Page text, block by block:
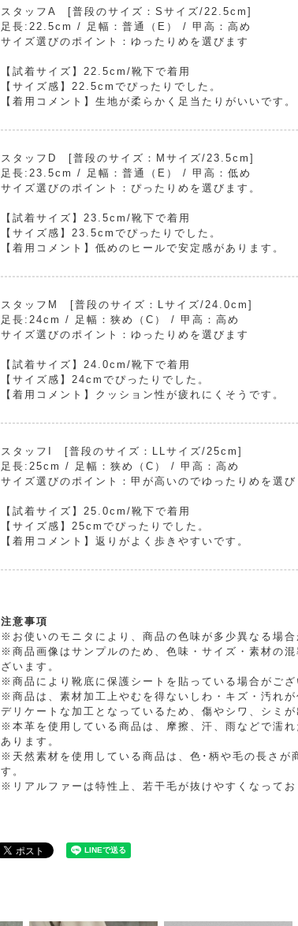
スタッフA [普段のサイズ：Sサイズ/22.5cm]
足長:22.5cm / 足幅：普通（E） / 甲高：高め
サイズ選びのポイント：ゆったりめを選びます
【試着サイズ】22.5cm/靴下で着用
【サイズ感】22.5cmでぴったりでした。
【着用コメント】生地が柔らかく足当たりがいいです。
スタッフD [普段のサイズ：Mサイズ/23.5cm]
足長:23.5cm / 足幅：普通（E） / 甲高：低め
サイズ選びのポイント：ぴったりめを選びます。
【試着サイズ】23.5cm/靴下で着用
【サイズ感】23.5cmでぴったりでした。
【着用コメント】低めのヒールで安定感があります。
スタッフM [普段のサイズ：Lサイズ/24.0cm]
足長:24cm / 足幅：狭め（C） / 甲高：高め
サイズ選びのポイント：ゆったりめを選びます
【試着サイズ】24.0cm/靴下で着用
【サイズ感】24cmでぴったりでした。
【着用コメント】クッション性が疲れにくそうです。
スタッフI [普段のサイズ：LLサイズ/25cm]
足長:25cm / 足幅：狭め（C） / 甲高：高め
サイズ選びのポイント：甲が高いのでゆったりめを選び
【試着サイズ】25.0cm/靴下で着用
【サイズ感】25cmでぴったりでした。
【着用コメント】返りがよく歩きやすいです。
注意事項
※お使いのモニタにより、商品の色味が多少異なる場合
※商品画像はサンプルのため、色味・サイズ・素材の
ざいます。
※商品により靴底に保護シートを貼っている場合がご
※商品は、素材加工上やむを得ないしわ・キズ・汚れ
デリケートな加工となっているため、傷やシワ、シミが
※本革を使用している商品は、摩擦、汗、雨などで濡
あります。
※天然素材を使用している商品は、色･柄や毛の長さが
す。
※リアルファーは特性上、若干毛が抜けやすくなってお